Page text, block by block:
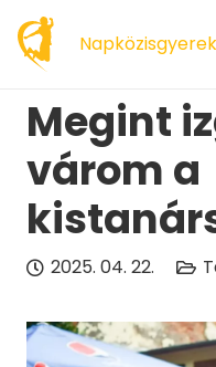
Megint
várom a
2025. 04. 22.